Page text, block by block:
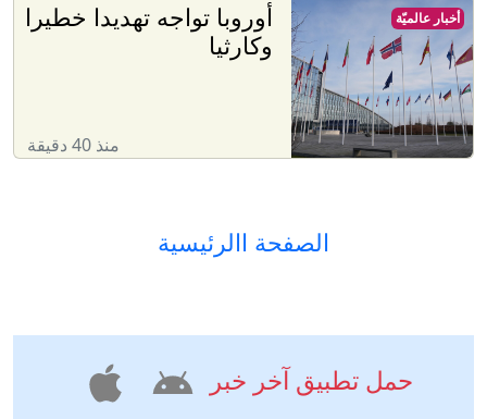
أوروبا تواجه تهديدا خطيرا
وكارثيا
منذ 40 دقيقة
أخبار عالميّة
الصفحة االرئيسية
حمل تطبيق آخر خبر